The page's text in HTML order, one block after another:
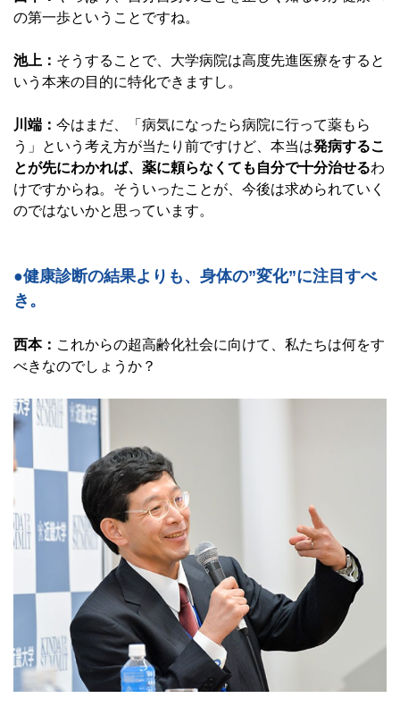
の第一歩ということですね。
池上： そうすることで、大学病院は高度先進医療をすると
いう本来の目的に特化できますし。
川端： 今はまだ、「病気になったら病院に行って薬もら
う」という考え方が当たり前ですけど、本当は発病するこ
とが先にわかれば、薬に頼らなくても自分で十分治せるわ
けですからね。そういったことが、今後は求められていく
のではないかと思っています。
●健康診断の結果よりも、身体の”変化”に注目すべ
き。
西本： これからの超高齢化社会に向けて、私たちは何をす
べきなのでしょうか？